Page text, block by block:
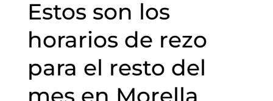
Estos son los
horarios de rezo
para el resto del
mes en Morella